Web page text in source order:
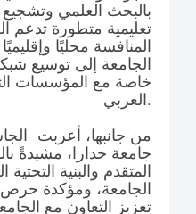
بالبحث العلمي وتشجيع
تعليمية متطورة تدعم
المنافسة محليًا
الجامعة إلى توسيع
خاصة مع المؤسسات
العربي.
من جانبها، أعربت
جامعة جدارا، مشيدةً
المتقدم والبنية التحتية
الجامعة، ومؤكدة حرص
تعزيز التعاون مع